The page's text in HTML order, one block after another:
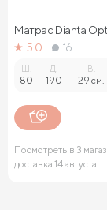
Матрас Dianta
5.0
16
Ш.
80 -
Д.
190 -
В.
29 см.
Посмотреть в 3
доставка 14 августа